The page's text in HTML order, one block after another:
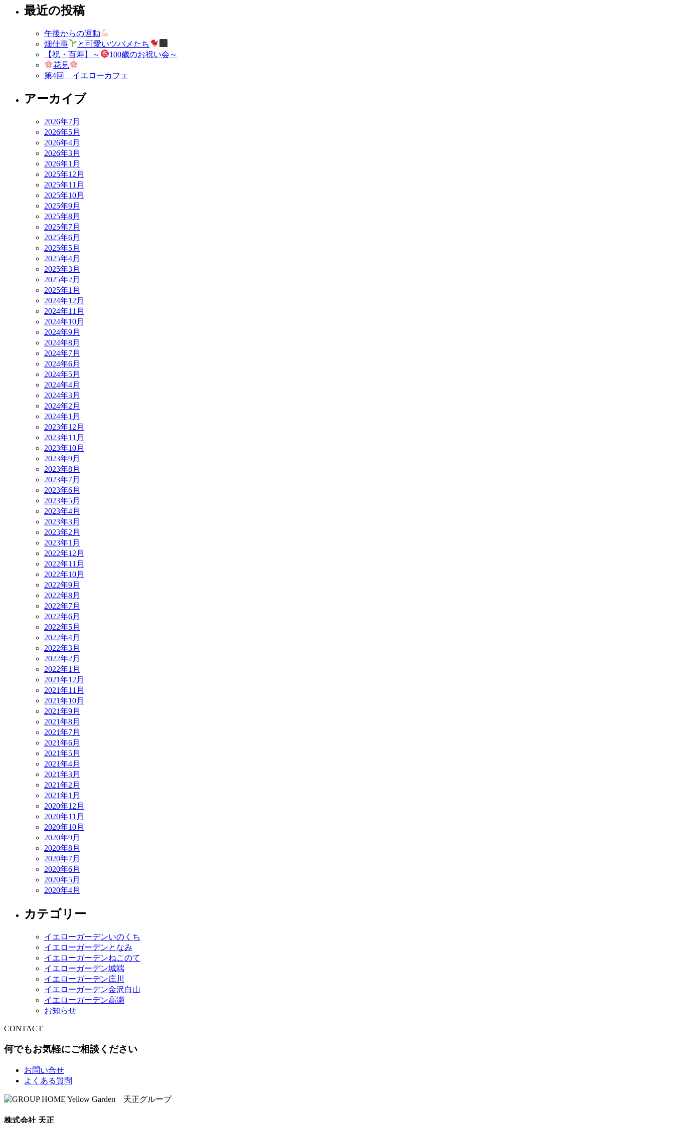
最近の投稿
午後からの運動
畑仕事
と可愛いツバメたち
【祝・百寿】～
100歳のお祝い会～
花見
第4回 イエローカフェ
アーカイブ
2026年7月
2026年5月
2026年4月
2026年3月
2026年1月
2025年12月
2025年11月
2025年10月
2025年9月
2025年8月
2025年7月
2025年6月
2025年5月
2025年4月
2025年3月
2025年2月
2025年1月
2024年12月
2024年11月
2024年10月
2024年9月
2024年8月
2024年7月
2024年6月
2024年5月
2024年4月
2024年3月
2024年2月
2024年1月
2023年12月
2023年11月
2023年10月
2023年9月
2023年8月
2023年7月
2023年6月
2023年5月
2023年4月
2023年3月
2023年2月
2023年1月
2022年12月
2022年11月
2022年10月
2022年9月
2022年8月
2022年7月
2022年6月
2022年5月
2022年4月
2022年3月
2022年2月
2022年1月
2021年12月
2021年11月
2021年10月
2021年9月
2021年8月
2021年7月
2021年6月
2021年5月
2021年4月
2021年3月
2021年2月
2021年1月
2020年12月
2020年11月
2020年10月
2020年9月
2020年8月
2020年7月
2020年6月
2020年5月
2020年4月
カテゴリー
イエローガーデンいのくち
イエローガーデンとなみ
イエローガーデンねこのて
イエローガーデン城端
イエローガーデン庄川
イエローガーデン金沢白山
イエローガーデン高瀬
お知らせ
CONTACT
何でもお気軽にご相談ください
お問い合せ
よくある質問
株式会社 天正